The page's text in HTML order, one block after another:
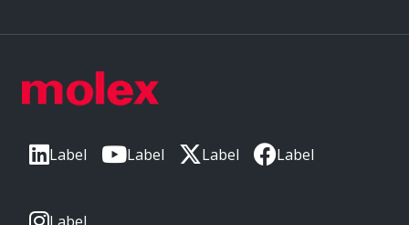
Label Label Label Label
Label